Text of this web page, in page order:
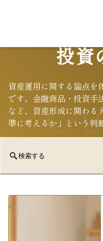
投資
資産運用に関する論点を
です。金融商品・投資手
など、資産形成に関わる
準に考えるか」という判
検索する